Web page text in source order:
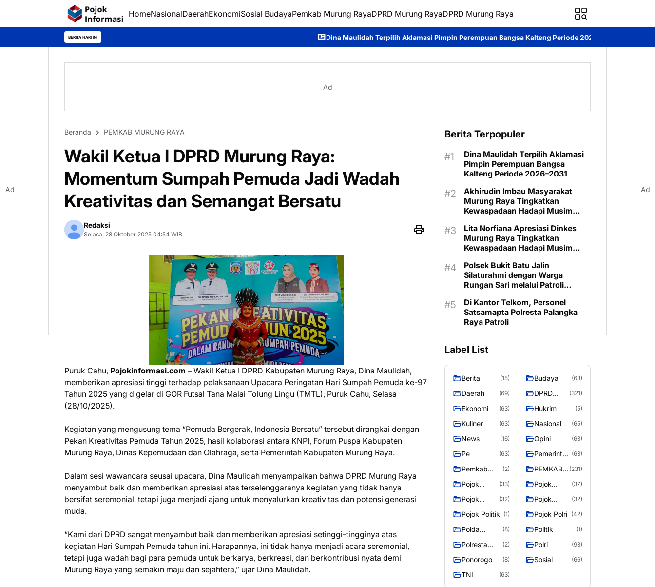
HomeNasionalDaerahEkonomiSosial BudayaPemkab Murung RayaDPRD Murung RayaDPRD Murung Raya
BERITA HARI INI Dina Maulidah Terpilih Aklamasi Pimpin Perempuan Bangsa Kalteng Periode 2026–2031 DPRD Murung Raya Studi
Ad
Beranda PEMKAB MURUNG RAYA
Wakil Ketua I DPRD Murung Raya:
Momentum Sumpah Pemuda Jadi Wadah
Kreativitas dan Semangat Bersatu
Redaksi
Selasa, 28 Oktober 2025 04:54 WIB
Puruk Cahu, Pojokinformasi.com – Wakil Ketua I DPRD Kabupaten Murung Raya, Dina Maulidah,
memberikan apresiasi tinggi terhadap pelaksanaan Upacara Peringatan Hari Sumpah Pemuda ke-97
Tahun 2025 yang digelar di GOR Futsal Tana Malai Tolung Lingu (TMTL), Puruk Cahu, Selasa
(28/10/2025).
Kegiatan yang mengusung tema “Pemuda Bergerak, Indonesia Bersatu” tersebut dirangkai dengan
Pekan Kreativitas Pemuda Tahun 2025, hasil kolaborasi antara KNPI, Forum Puspa Kabupaten
Murung Raya, Dinas Kepemudaan dan Olahraga, serta Pemerintah Kabupaten Murung Raya.
Dalam sesi wawancara seusai upacara, Dina Maulidah menyampaikan bahwa DPRD Murung Raya
menyambut baik dan memberikan apresiasi atas terselenggaranya kegiatan yang tidak hanya
bersifat seremonial, tetapi juga menjadi ajang untuk menyalurkan kreativitas dan potensi generasi
muda.
“Kami dari DPRD sangat menyambut baik dan memberikan apresiasi setinggi-tingginya atas
kegiatan Hari Sumpah Pemuda tahun ini. Harapannya, ini tidak hanya menjadi acara seremonial,
tetapi juga wadah bagi para pemuda untuk berkarya, berkreasi, dan berkontribusi nyata demi
Murung Raya yang semakin maju dan sejahtera,” ujar Dina Maulidah.
Berita Terpopuler
Dina Maulidah Terpilih Aklamasi
Pimpin Perempuan Bangsa
Kalteng Periode 2026–2031
Akhirudin Imbau Masyarakat
Murung Raya Tingkatkan
Kewaspadaan Hadapi Musim
Lita Norfiana Apresiasi Dinkes
Murung Raya Tingkatkan
Kewaspadaan Hadapi Musim
Polsek Bukit Batu Jalin
Silaturahmi dengan Warga
Rungan Sari melalui Patroli
Di Kantor Telkom, Personel
Satsamapta Polresta Palangka
Raya Patroli
Label List
Berita (15) Budaya (63)
Daerah (69)
DPRD
RAYA
(321)
Ekonomi (63) Hukrim (5)
Kuliner (63) Nasional (65)
News (16) Opini (63)
Pe (63)
Pemerintah (63)
Pemkab
Raya
(2)
PEMKAB
RAYA
(231)
Pojok
(33)
Pojok
(37)
Pojok
(32)
Pojok
(32)
Pojok Politik (1) Pojok Polri (42)
Polda
Tengah
(8) Politik (1)
Polresta
Raya
(2) Polri (93)
Ponorogo (8) Sosial (66)
TNI (63)
Ad Ad